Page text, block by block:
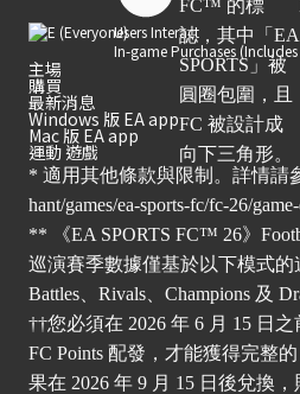
Users Interact
In-game Purchases
主場
購買
最新消息
Windows 版 EA app
Mac 版 EA app
運動 遊戲
* 適用其他條款與限制。詳情請
hant/games/ea-sports-fc/fc-26/
** 《EA SPORTS FC™ 26》
巡演賽季數據僅基於以下模式的
Battles、Rivals、Champions 及
††您必須在 2026 年 6 月 15 日
FC Points 配發，才能獲得完整的
果在 2026 年 9 月 15 日後兌換